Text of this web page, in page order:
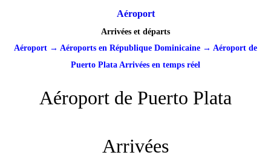
Aéroport
Arrivées et départs
Aéroport → Aéroports en République Dominicaine → Aéroport de
Puerto Plata Arrivées en temps réel
Aéroport de Puerto Plata
Arrivées